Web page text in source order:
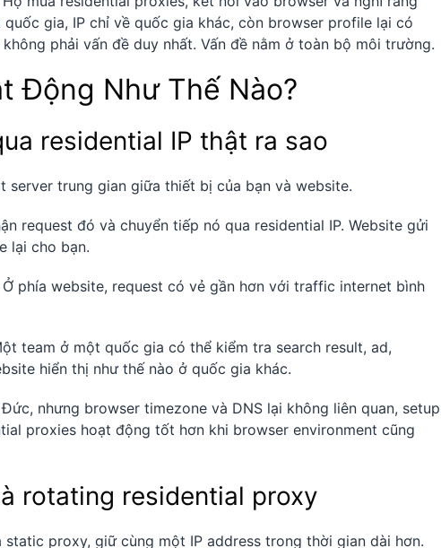
gia, IP chỉ về quốc gia khác, còn browser profile lại có
phải vấn đề duy nhất. Vấn đề nằm ở toàn bộ môi trường.
Động Như Thế Nào?
residential IP thật ra sao
server trung gian giữa thiết bị của bạn và website.
request đó và chuyển tiếp nó qua residential IP. Website gửi
lại cho bạn.
phía website, request có vẻ gần hơn với traffic internet bình
team ở một quốc gia có thể kiểm tra search result, ad,
hiển thị như thế nào ở quốc gia khác.
nhưng browser timezone và DNS lại không liên quan, setup
proxies hoạt động tốt hơn khi browser environment cũng
rotating residential proxy
proxy, giữ cùng một IP address trong thời gian dài hơn.